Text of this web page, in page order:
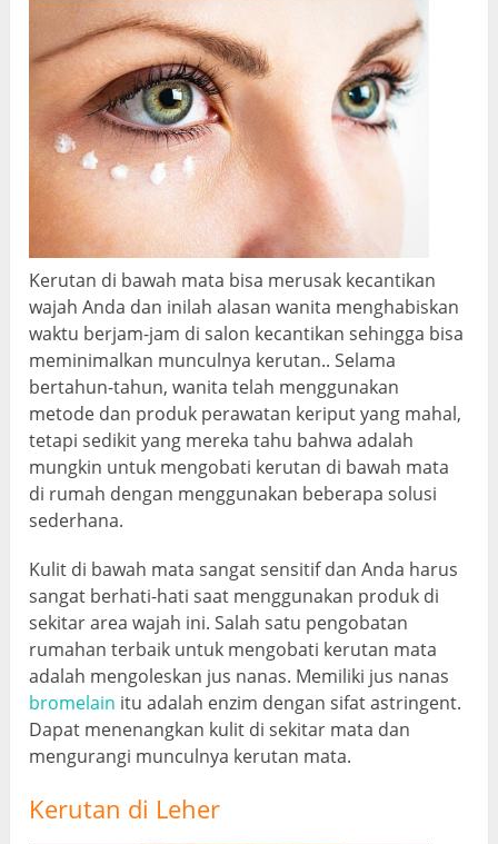
Kerutan di bawah mata bisa merusak kecantikan
wajah Anda dan inilah alasan wanita menghabiskan
waktu berjam-jam di salon kecantikan sehingga bisa
meminimalkan munculnya kerutan.. Selama
bertahun-tahun, wanita telah menggunakan
metode dan produk perawatan keriput yang mahal,
tetapi sedikit yang mereka tahu bahwa adalah
mungkin untuk mengobati kerutan di bawah mata
di rumah dengan menggunakan beberapa solusi
sederhana.
Kulit di bawah mata sangat sensitif dan Anda harus
sangat berhati-hati saat menggunakan produk di
sekitar area wajah ini. Salah satu pengobatan
rumahan terbaik untuk mengobati kerutan mata
adalah mengoleskan jus nanas. Memiliki jus nanas
bromelain itu adalah enzim dengan sifat astringent.
Dapat menenangkan kulit di sekitar mata dan
mengurangi munculnya kerutan mata.
Kerutan di Leher